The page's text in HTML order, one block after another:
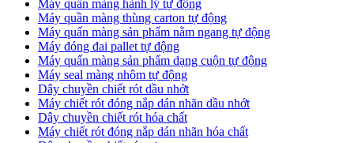
Máy quấn màng hành lý tự động
Máy quần màng thùng carton tự động
Máy quấn màng sản phẩm nằm ngang tự động
Máy đóng đai pallet tự động
Máy quấn màng sản phẩm dạng cuộn tự động
Máy seal màng nhôm tự động
Dây chuyền chiết rót dầu nhớt
Máy chiết rót đóng nắp dán nhãn dầu nhớt
Dây chuyền chiết rót hóa chất
Máy chiết rót đóng nắp dán nhãn hóa chất